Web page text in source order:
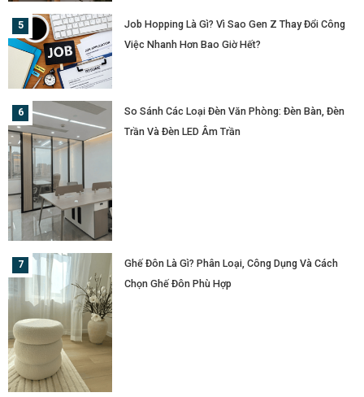
Job Hopping Là Gì? Vì Sao Gen Z Thay Đổi Công
Việc Nhanh Hơn Bao Giờ Hết?
So Sánh Các Loại Đèn Văn Phòng: Đèn Bàn, Đèn
Trần Và Đèn LED Âm Trần
Ghế Đôn Là Gì? Phân Loại, Công Dụng Và Cách
Chọn Ghế Đôn Phù Hợp